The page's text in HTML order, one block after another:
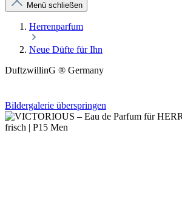
Menü schließen
Herrenparfum
Neue Düfte für Ihn
DuftzwillinG ® Germany
Bildergalerie überspringen